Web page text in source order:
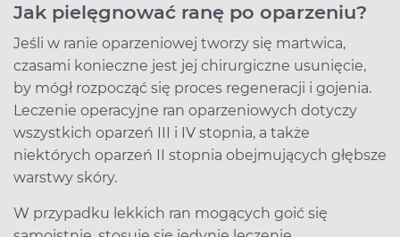
Jak pielęgnować ranę po oparzeniu?
Jeśli w ranie oparzeniowej tworzy się martwica,
czasami konieczne jest jej chirurgiczne usunięcie,
by mógł rozpocząć się proces regeneracji i gojenia.
Leczenie operacyjne ran oparzeniowych dotyczy
wszystkich oparzeń III i IV stopnia, a także
niektórych oparzeń II stopnia obejmujących głębsze
warstwy skóry.
W przypadku lekkich ran mogących goić się